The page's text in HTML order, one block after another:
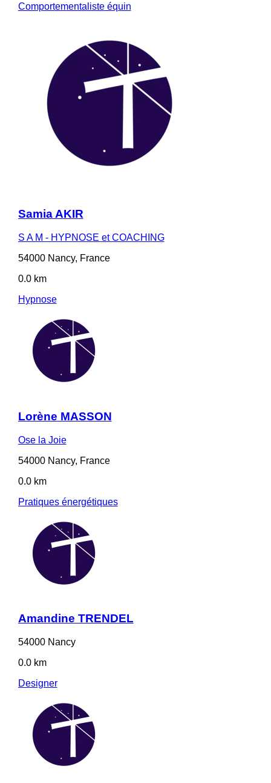
Comportementaliste équin
Samia AKIR
S A M - HYPNOSE et COACHING
54000 Nancy, France
0.0 km
Hypnose
Lorène MASSON
Ose la Joie
54000 Nancy, France
0.0 km
Pratiques énergétiques
Amandine TRENDEL
54000 Nancy
0.0 km
Designer